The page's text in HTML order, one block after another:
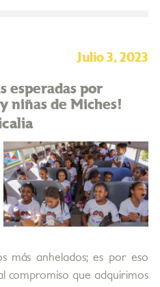
Julio 3, 2023
esperadas por
niñas de Miches!
más anhelados; es por eso
compromiso que adquirimos